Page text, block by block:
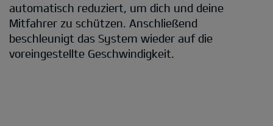
automatisch reduziert, um dich und deine
Mitfahrer zu schützen. Anschließend
beschleunigt das System wieder auf die
voreingestellte Geschwindigkeit.